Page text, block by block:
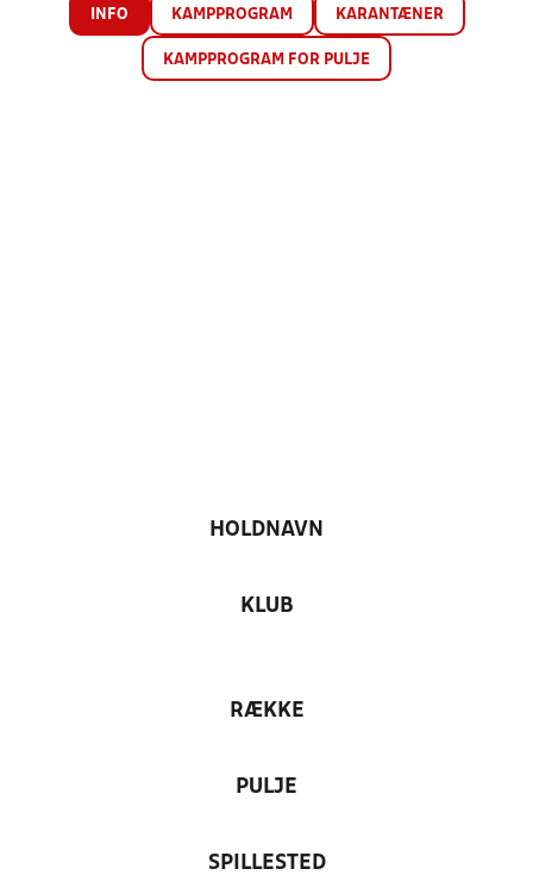
INFO KAMPPROGRAM KARANTÆNER
KAMPPROGRAM FOR PULJE
HOLDNAVN
KLUB
RÆKKE
PULJE
SPILLESTED